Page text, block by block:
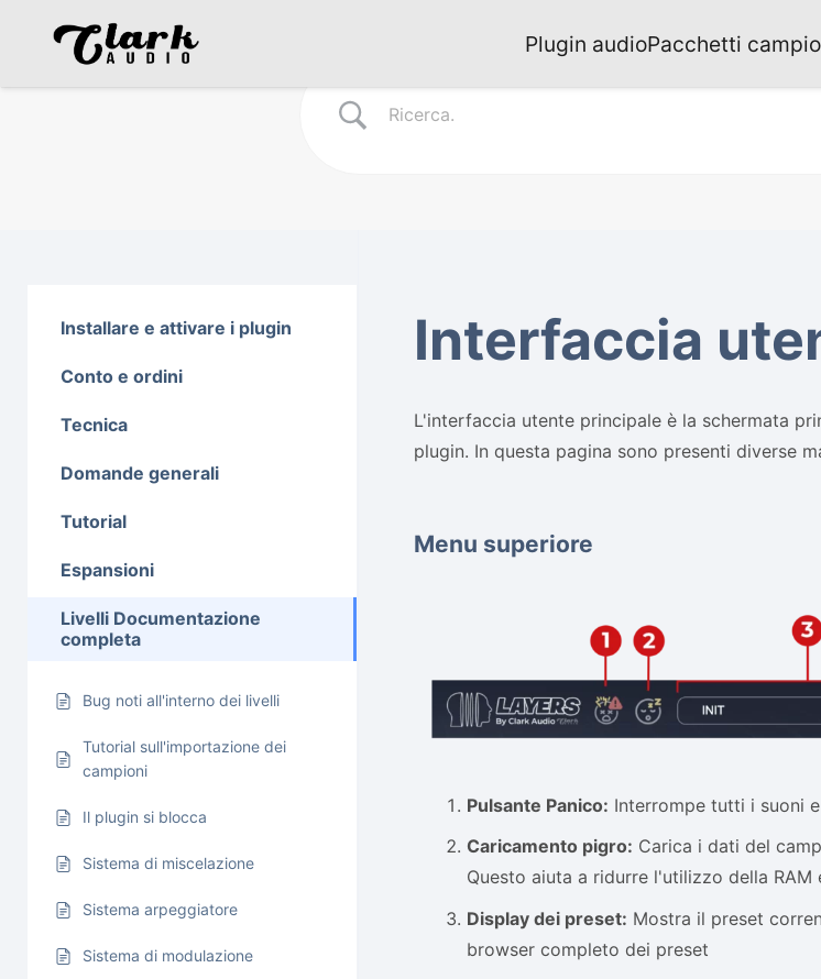
Plugin audioPacchetti
Installare e attivare i plugin
Conto e ordini
Tecnica
Domande generali
Tutorial
Espansioni
Livelli Documentazione
completa
Bug noti all'interno dei livelli
Tutorial sull'importazione dei
campioni
Il plugin si blocca
Sistema di miscelazione
Sistema arpeggiatore
Sistema di modulazione
Interfaccia
L'interfaccia utente principale è la schermata
plugin. In questa pagina sono presenti diverse
Menu superiore
Pulsante Panico: Interrompe tutti i suoni
Caricamento pigro: Carica i dati del
Questo aiuta a ridurre l'utilizzo della RAM
Display dei preset: Mostra il preset
browser completo dei preset